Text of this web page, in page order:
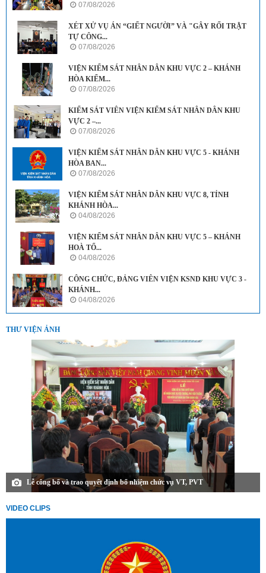
07/08/2026
XÉT XỬ VỤ ÁN “GIẾT NGƯỜI” VÀ "GÂY RỐI TRẬT
TỰ CÔNG...
07/08/2026
VIỆN KIỂM SÁT NHÂN DÂN KHU VỰC 2 – KHÁNH
HÒA KIỂM...
07/08/2026
KIỂM SÁT VIÊN VIỆN KIỂM SÁT NHÂN DÂN KHU
VỰC 2 –...
07/08/2026
VIỆN KIỂM SÁT NHÂN DÂN KHU VỰC 5 - KHÁNH
HÒA BAN...
07/08/2026
VIỆN KIỂM SÁT NHÂN DÂN KHU VỰC 8, TỈNH
KHÁNH HÒA...
04/08/2026
VIỆN KIỂM SÁT NHÂN DÂN KHU VỰC 5 – KHÁNH
HOÀ TỔ...
04/08/2026
CÔNG CHỨC, ĐẢNG VIÊN VIỆN KSND KHU VỰC 3 -
KHÁNH...
04/08/2026
THƯ VIỆN ẢNH
Lễ công bố và trao quyết định bổ nhiệm chức vụ VT, PVT
VIDEO CLIPS